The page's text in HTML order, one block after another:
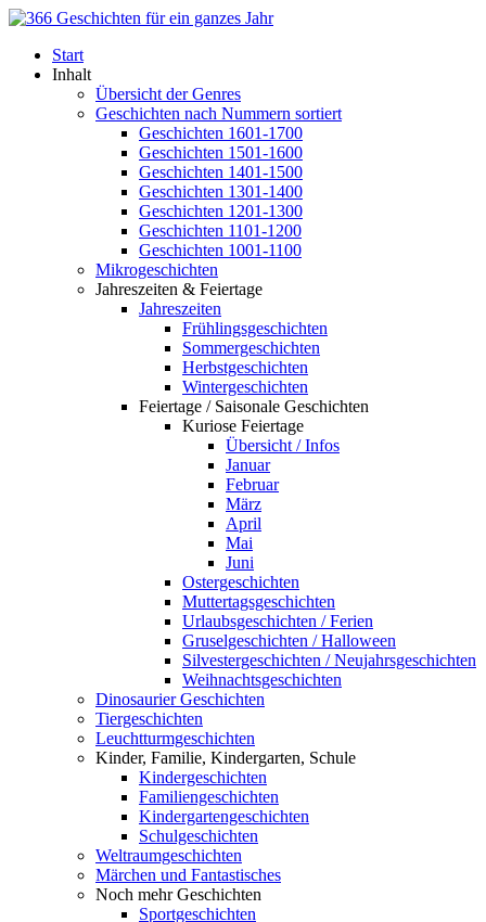
Start
Inhalt
Übersicht der Genres
Geschichten nach Nummern sortiert
Geschichten 1601-1700
Geschichten 1501-1600
Geschichten 1401-1500
Geschichten 1301-1400
Geschichten 1201-1300
Geschichten 1101-1200
Geschichten 1001-1100
Mikrogeschichten
Jahreszeiten & Feiertage
Jahreszeiten
Frühlingsgeschichten
Sommergeschichten
Herbstgeschichten
Wintergeschichten
Feiertage / Saisonale Geschichten
Kuriose Feiertage
Übersicht / Infos
Januar
Februar
März
April
Mai
Juni
Ostergeschichten
Muttertagsgeschichten
Urlaubsgeschichten / Ferien
Gruselgeschichten / Halloween
Silvestergeschichten / Neujahrsgeschichten
Weihnachtsgeschichten
Dinosaurier Geschichten
Tiergeschichten
Leuchtturmgeschichten
Kinder, Familie, Kindergarten, Schule
Kindergeschichten
Familiengeschichten
Kindergartengeschichten
Schulgeschichten
Weltraumgeschichten
Märchen und Fantastisches
Noch mehr Geschichten
Sportgeschichten